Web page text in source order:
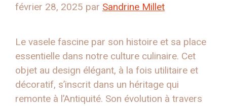
février 28, 2025 par Sandrine Millet
Le vasele fascine par son histoire et sa place
essentielle dans notre culture culinaire. Cet
objet au design élégant, à la fois utilitaire et
décoratif, s’inscrit dans un héritage qui
remonte à l’Antiquité. Son évolution à travers